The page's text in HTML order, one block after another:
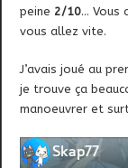
peine 2/10… Vous
vous allez vite.
J’avais joué au
je trouve ça
manoeuvrer et